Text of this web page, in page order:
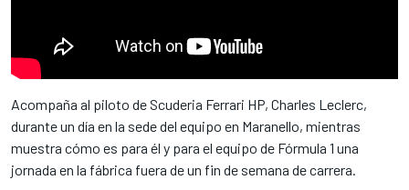
Acompaña al piloto de Scuderia Ferrari HP, Charles Leclerc,
durante un día en la sede del equipo en Maranello, mientras
muestra cómo es para él y para el equipo de Fórmula 1 una
jornada en la fábrica fuera de un fin de semana de carrera.